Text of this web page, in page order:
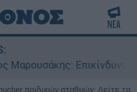
Επικίνδυνες οι
παιδικών σταθμών: Δείτε τα